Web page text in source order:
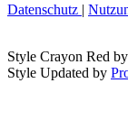
Datenschutz |
Style Crayon Red
Style Updated by